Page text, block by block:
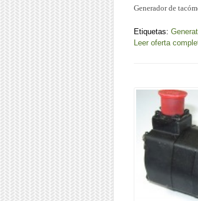
Generador de
Etiquetas:
Leer oferta